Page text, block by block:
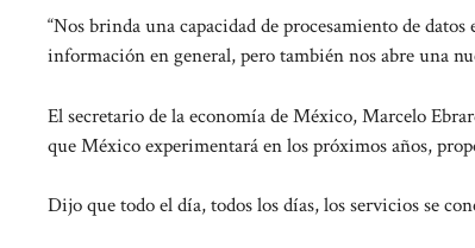
“Nos brinda una capacidad de procesamiento de
información en general, pero también nos abre una
El secretario de la economía de México, Marcelo
que México experimentará en los próximos años,
Dijo que todo el día, todos los días, los servicios se